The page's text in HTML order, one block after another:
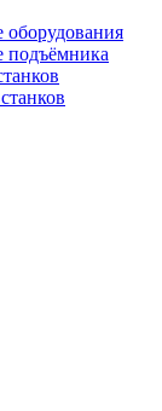
оборудования
подъёмника